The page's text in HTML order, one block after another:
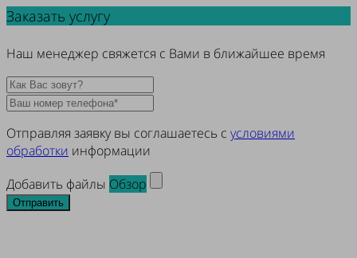
Заказать услугу
Наш менеджер свяжется с Вами в ближайшее время
Отправляя заявку вы соглашаетесь с условиями
обработки информации
Добавить файлы Обзор
Отправить